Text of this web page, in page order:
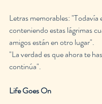
Letras memorables: "Todavía
conteniendo estas lágrimas
amigos están en otro lugar".
"La verdad es que ahora te
continúa".
Life Goes On